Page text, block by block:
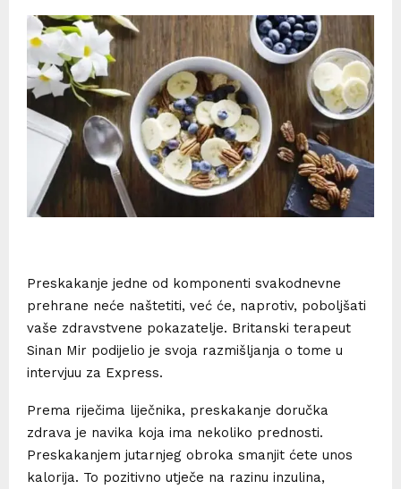
Preskakanje jedne od komponenti svakodnevne
prehrane neće naštetiti, već će, naprotiv, poboljšati
vaše zdravstvene pokazatelje. Britanski terapeut
Sinan Mir podijelio je svoja razmišljanja o tome u
intervjuu za Express.
Prema riječima liječnika, preskakanje doručka
zdrava je navika koja ima nekoliko prednosti.
Preskakanjem jutarnjeg obroka smanjit ćete unos
kalorija. To pozitivno utječe na razinu inzulina,